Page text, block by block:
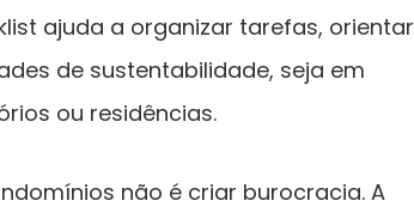
ajuda a organizar tarefas, orientar
de sustentabilidade, seja em
ou residências.
não é criar burocracia. A